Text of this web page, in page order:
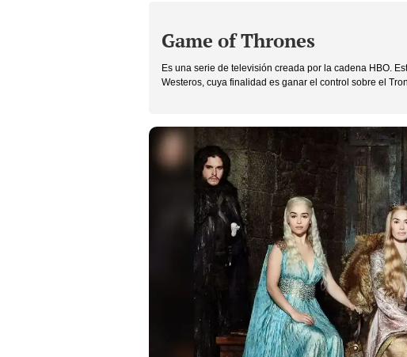
Game of Thrones
Es una serie de televisión creada por la cadena HBO.
Westeros, cuya finalidad es ganar el control sobre el